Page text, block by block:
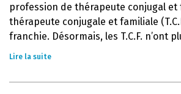
profession de thérapeute conjugal et
thérapeute conjugale et familiale
franchie. Désormais, les T.C.F. n’ont
Lire la suite